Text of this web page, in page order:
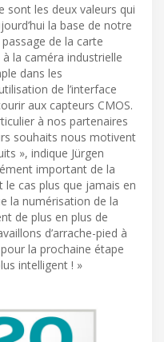
sont les deux valeurs qui
la base de notre
de la carte
à la caméra industrielle
dans les
de l’interface
aux capteurs CMOS.
à nos partenaires
souhaits nous motivent
», indique Jürgen
important de la
le cas plus que jamais en
la numérisation de la
de plus en plus de
d’arrache-pied à
la prochaine étape
intelligent ! »